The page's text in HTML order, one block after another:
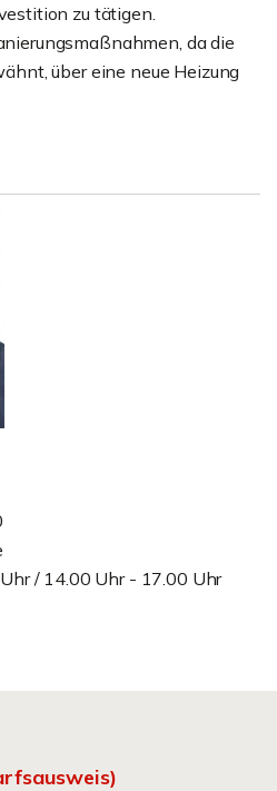
zu tätigen.
da die
über eine neue Heizung
/ 14.00 Uhr - 17.00 Uhr